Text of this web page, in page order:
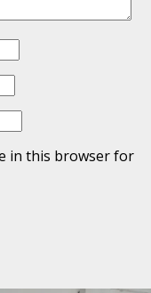
in this browser for